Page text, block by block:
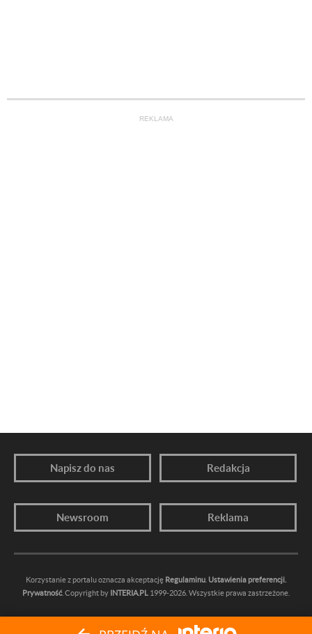
REKLAMA
Napisz do nas Redakcja
Newsroom Reklama
Korzystanie z portalu oznacza akceptację Regulaminu Ustawienia preferencji.
Prywatność. Copyright by INTERIA.PL 1999-2026. Wszystkie prawa zastrzeżone.